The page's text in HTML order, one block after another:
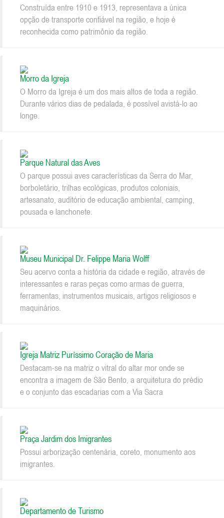
Construída entre 1910 e 1913, representava a única
opção de transporte confiável na região, e hoje é
reconhecida como patrimônio da região.
Morro da Igreja
O Morro da Igreja é um dos mais altos de toda a região.
Durante vários dias de pedalada, é possível avistá-lo ao
longe.
Parque Natural das Aves
O parque possui aves características da Serra do Mar,
borboletário, trilhas ecológicas, produtos coloniais,
artesanato, auditório de educação ambiental, camping,
pousada e lanchonete.
Museu Municipal Dr. Felippe Maria Wolff
Seu acervo conta a história da cidade e região, através de
interessantes e raras peças como armas de guerra,
ferramentas, instrumentos musicais, artigos religiosos e
maquinários.
Igreja Matriz Puríssimo Coração de Maria
Destacam-se na matriz o vitral do altar mor onde se
encontra a imagem de São Bento, a arquitetura do prédio
e o conjunto das escadarias com a Via Sacra
Praça Jardim dos Imigrantes
Possui arborização centenária, coreto, monumento aos
imigrantes.
Departamento de Turismo